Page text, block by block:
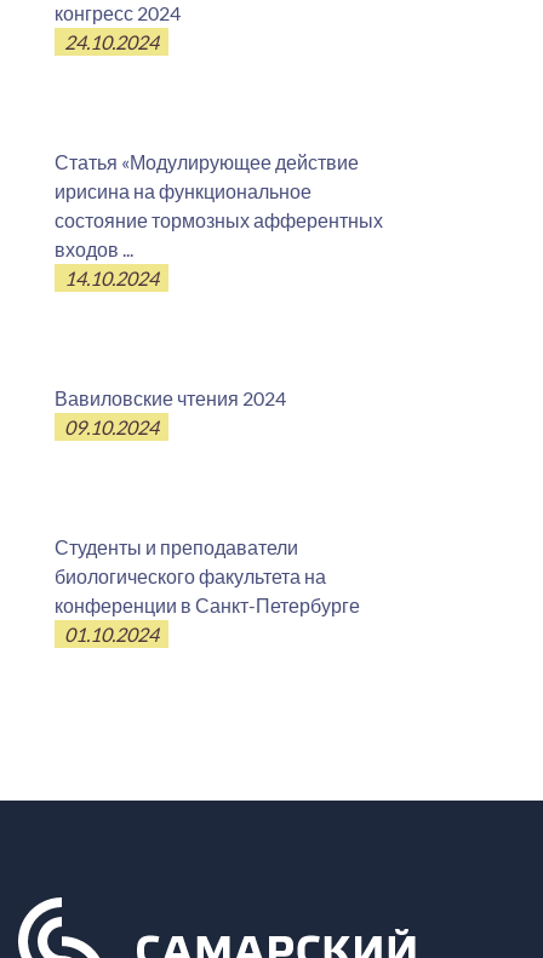
конгресс 2024
24.10.2024
Статья «Модулирующее действие
ирисина на функциональное
состояние тормозных афферентных
входов ...
14.10.2024
Вавиловские чтения 2024
09.10.2024
Студенты и преподаватели
биологического факультета на
конференции в Санкт-Петербурге
01.10.2024